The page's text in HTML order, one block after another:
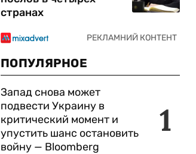
странах
ПОПУЛЯРНОЕ
1
Запад снова может
подвести Украину в
критический момент и
упустить шанс остановить
войну — Bloomberg